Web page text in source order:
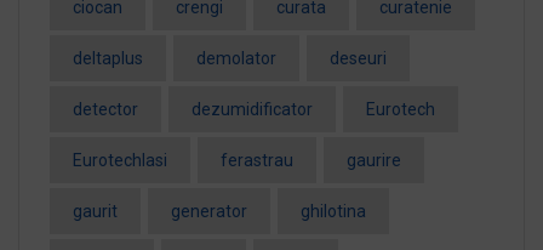
ciocan crengi curata curatenie
deltaplus demolator deseuri
detector dezumidificator Eurotech
EurotechIasi ferastrau gaurire
gaurit generator ghilotina